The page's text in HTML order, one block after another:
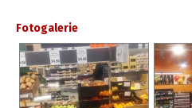
Fotogalerie